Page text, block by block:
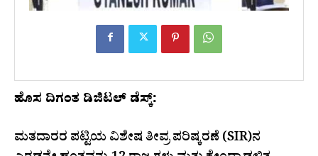
ಹೊಸ ದಿಗಂತ ಡಿಜಿಟಲ್ ಡೆಸ್ಕ್:
ಮತದಾರರ ಪಟ್ಟಿಯ ವಿಶೇಷ ತೀವ್ರ ಪರಿಷ್ಕರಣೆ (SIR)ನ